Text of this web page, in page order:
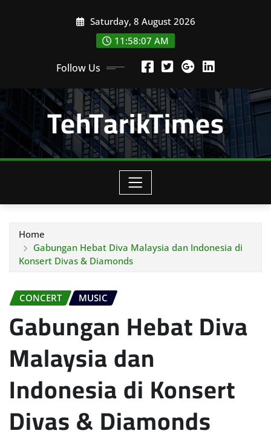
Saturday, 8 August 2026
11:58:09 AM
Follow Us
TehTarikTimes
Home
Gabungan Hebat Diva Malaysia dan Indonesia di
Konsert Divas & Diamonds
CONCERT MUSIC
Gabungan Hebat Diva
Malaysia dan
Indonesia di Konsert
Divas & Diamonds